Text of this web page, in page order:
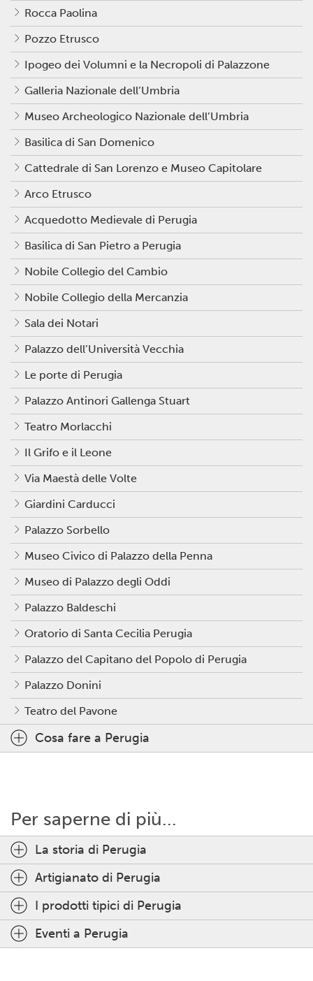
Rocca Paolina
Pozzo Etrusco
Ipogeo dei Volumni e la Necropoli di Palazzone
Galleria Nazionale dell’Umbria
Museo Archeologico Nazionale dell’Umbria
Basilica di San Domenico
Cattedrale di San Lorenzo e Museo Capitolare
Arco Etrusco
Acquedotto Medievale di Perugia
Basilica di San Pietro a Perugia
Nobile Collegio del Cambio
Nobile Collegio della Mercanzia
Sala dei Notari
Palazzo dell’Università Vecchia
Le porte di Perugia
Palazzo Antinori Gallenga Stuart
Teatro Morlacchi
Il Grifo e il Leone
Via Maestà delle Volte
Giardini Carducci
Palazzo Sorbello
Museo Civico di Palazzo della Penna
Museo di Palazzo degli Oddi
Palazzo Baldeschi
Oratorio di Santa Cecilia Perugia
Palazzo del Capitano del Popolo di Perugia
Palazzo Donini
Teatro del Pavone
Cosa fare a Perugia
Per saperne di più...
La storia di Perugia
Artigianato di Perugia
I prodotti tipici di Perugia
Eventi a Perugia